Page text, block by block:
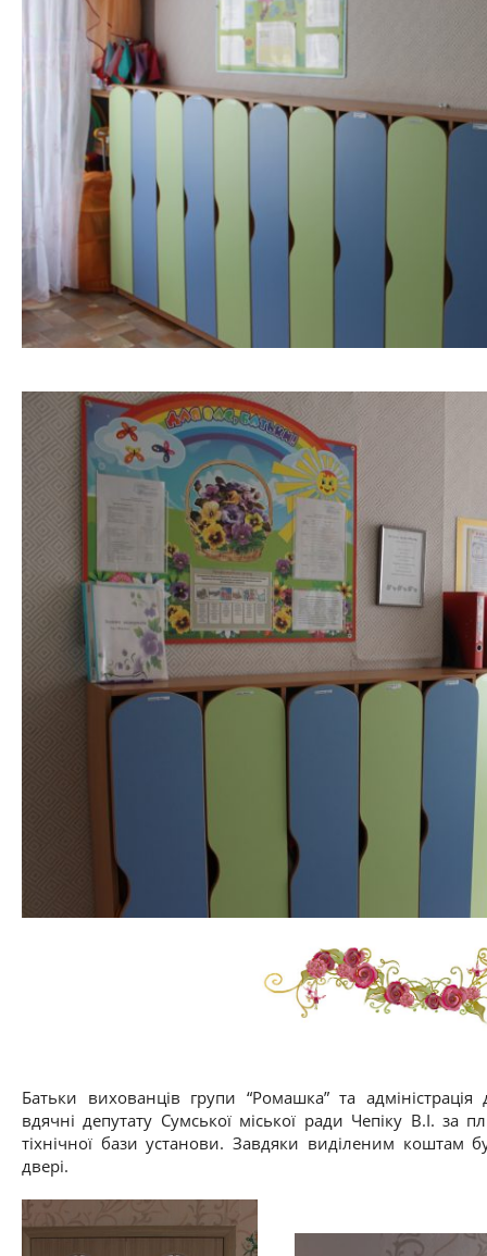
Батьки вихованців групи “Ромашка” та
вдячні депутату Сумської міської ради Чепіку В.І. за
тіхнічної бази установи. Завдяки виділеним коштам
двері.